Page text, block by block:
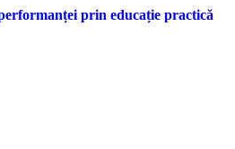
prin educație practică